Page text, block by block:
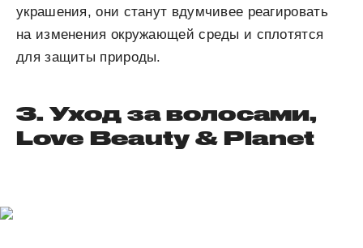
украшения, они станут вдумчивее реагировать
на изменения окружающей среды и сплотятся
для защиты природы.
3. Уход за волосами,
Love Beauty & Planet